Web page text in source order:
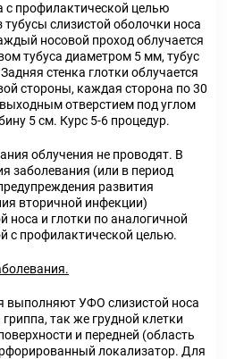
с профилактической целью
тубусы слизистой оболочки носа
носовой проход облучается
тубуса диаметром 5 мм, тубус
стенка глотки облучается
стороны, каждая сторона по 30
отверстием под углом
5 см. Курс 5-6 процедур.
облучения не проводят. В
заболевания (или в период
развития
вторичной инфекции)
и глотки по аналогичной
с профилактической целью.
выполняют УФО слизистой носа
так же грудной клетки
и передней (область
локализатор. Для